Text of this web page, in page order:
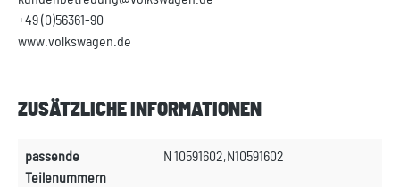
+49 (0)56361-90
www.volkswagen.de
ZUSÄTZLICHE INFORMATIONEN
passende
Teilenummern
N 10591602,N10591602